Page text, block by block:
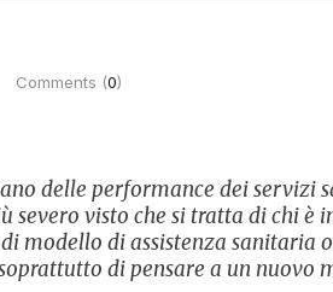
Comments (0)
delle performance dei
visto che si tratta di chi è
modello di assistenza
di pensare a un nuovo